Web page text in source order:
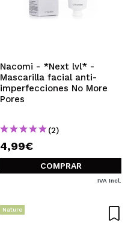
Nacomi - *Next lvl* -
Mascarilla facial anti-
imperfecciones No More
Pores
(2)
4,99€
COMPRAR
IVA Incl.
Nature